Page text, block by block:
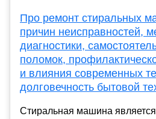
Про ремонт стиральных
причин неисправностей,
диагностики,
поломок,
и влияния современных
долговечность бытовой
Стиральная машина